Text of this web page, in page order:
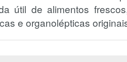
útil de alimentos
e organolépticas